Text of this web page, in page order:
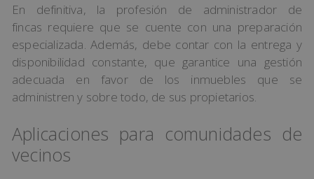
En definitiva, la profesión de administrador de
fincas requiere que se cuente con una preparación
especializada. Además, debe contar con la entrega y
disponibilidad constante, que garantice una gestión
adecuada en favor de los inmuebles que se
administren y sobre todo, de sus propietarios.
Aplicaciones para comunidades de
vecinos